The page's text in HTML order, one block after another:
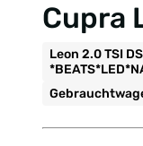
Cupra
Leon 2.0 TSI